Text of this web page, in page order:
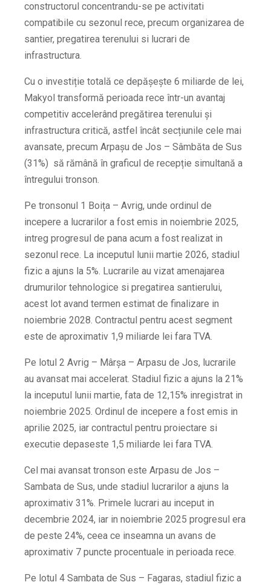
constructorul concentrandu-se pe activitati
compatibile cu sezonul rece, precum organizarea de
santier, pregatirea terenului si lucrari de
infrastructura.
Cu o investiție totală ce depășește 6 miliarde de lei,
Makyol transformă perioada rece într-un avantaj
competitiv accelerând pregătirea terenului și
infrastructura critică, astfel încât secțiunile cele mai
avansate, precum Arpașu de Jos – Sâmbăta de Sus
(31%) să rămână în graficul de recepție simultană a
întregului tronson.
Pe tronsonul 1 Boița – Avrig, unde ordinul de
incepere a lucrarilor a fost emis in noiembrie 2025,
intreg progresul de pana acum a fost realizat in
sezonul rece. La inceputul lunii martie 2026, stadiul
fizic a ajuns la 5%. Lucrarile au vizat amenajarea
drumurilor tehnologice si pregatirea santierului,
acest lot avand termen estimat de finalizare in
noiembrie 2028. Contractul pentru acest segment
este de aproximativ 1,9 miliarde lei fara TVA.
Pe lotul 2 Avrig – Mârșa – Arpasu de Jos, lucrarile
au avansat mai accelerat. Stadiul fizic a ajuns la 21%
la inceputul lunii martie, fata de 12,15% inregistrat in
noiembrie 2025. Ordinul de incepere a fost emis in
aprilie 2025, iar contractul pentru proiectare si
executie depaseste 1,5 miliarde lei fara TVA.
Cel mai avansat tronson este Arpasu de Jos –
Sambata de Sus, unde stadiul lucrarilor a ajuns la
aproximativ 31%. Primele lucrari au inceput in
decembrie 2024, iar in noiembrie 2025 progresul era
de peste 24%, ceea ce inseamna un avans de
aproximativ 7 puncte procentuale in perioada rece.
Pe lotul 4 Sambata de Sus – Fagaras, stadiul fizic a